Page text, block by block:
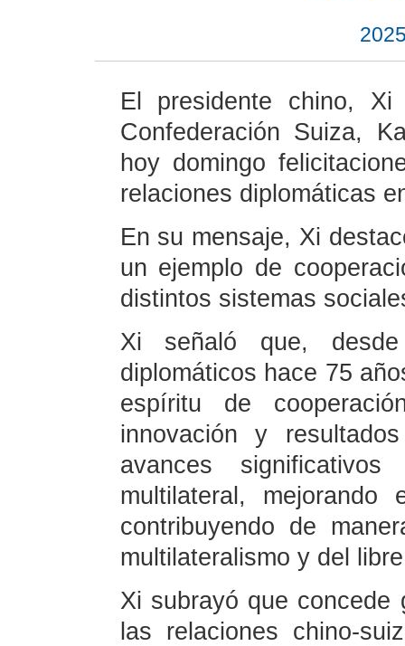
El presidente chino,
Confederación Suiza,
hoy domingo
relaciones diplomáticas
En su mensaje, Xi
un ejemplo de
distintos sistemas
Xi señaló que,
diplomáticos hace 75
espíritu de
innovación y
avances
multilateral,
contribuyendo de
multilateralismo y del
Xi subrayó que concede
las relaciones chino-